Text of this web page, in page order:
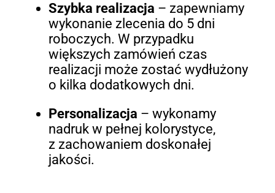
Szybka realizacja – zapewniamy
wykonanie zlecenia do 5 dni
roboczych. W przypadku
większych zamówień czas
realizacji może zostać wydłużony
o kilka dodatkowych dni.
Personalizacja – wykonamy
nadruk w pełnej kolorystyce,
z zachowaniem doskonałej
jakości.